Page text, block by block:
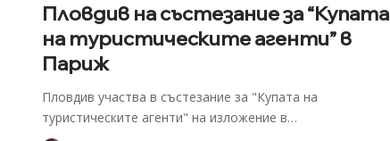
Пловдив на състезание за “Купата
на туристическите агенти” в
Париж
Пловдив участва в състезание за "Купата на
туристическите агенти" на изложение в…